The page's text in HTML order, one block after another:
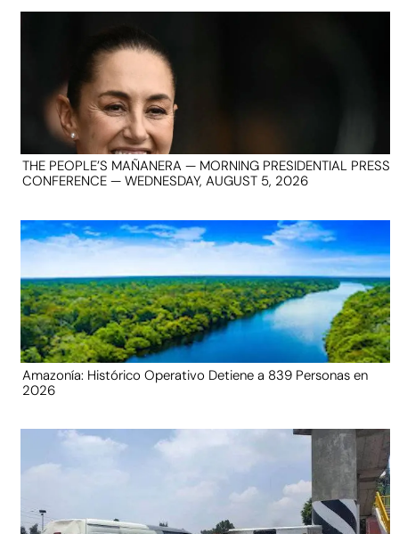
THE PEOPLE’S MAÑANERA — MORNING PRESIDENTIAL PRESS
CONFERENCE — WEDNESDAY, AUGUST 5, 2026
Amazonía: Histórico Operativo Detiene a 839 Personas en
2026